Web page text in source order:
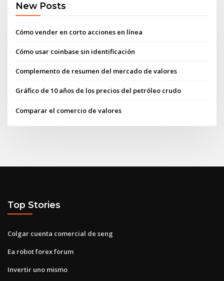
New Posts
Cómo vender en corto acciones en línea
Cómo usar coinbase sin identificación
Complemento de resumen del mercado de valores
Gráfico de 10 años de los precios del petróleo crudo
Comparar el comercio de valores
Top Stories
Colgar cuenta comercial de seng
Ea robot forex forum
Invertir uno mismo